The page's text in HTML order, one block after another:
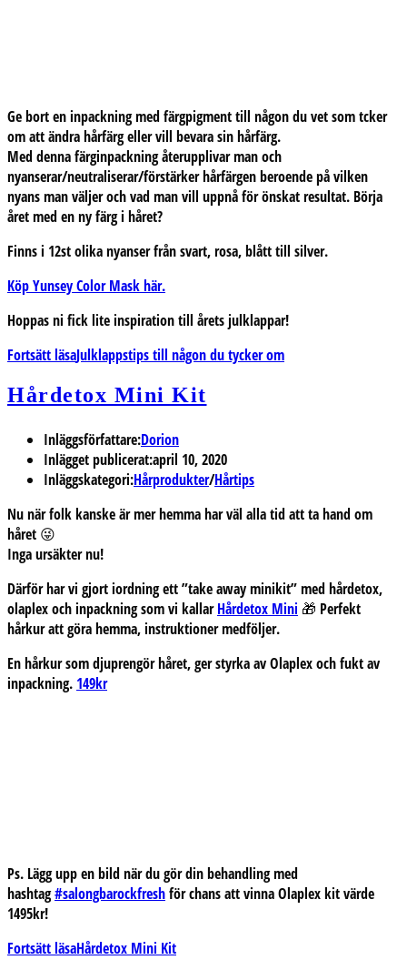
Ge bort en inpackning med färgpigment till någon du vet som tcker
om att ändra hårfärg eller vill bevara sin hårfärg.
Med denna färginpackning återupplivar man och
nyanserar/neutraliserar/förstärker hårfärgen beroende på vilken
nyans man väljer och vad man vill uppnå för önskat resultat. Börja
året med en ny färg i håret?
Finns i 12st olika nyanser från svart, rosa, blått till silver.
Köp Yunsey Color Mask här.
Hoppas ni fick lite inspiration till årets julklappar!
Fortsätt läsaJulklappstips till någon du tycker om
Hårdetox Mini Kit
Inläggsförfattare:Dorion
Inlägget publicerat:april 10, 2020
Inläggskategori:Hårprodukter/Hårtips
Nu när folk kanske är mer hemma har väl alla tid att ta hand om
håret 😜
Inga ursäkter nu!
Därför har vi gjort iordning ett ”take away minikit” med hårdetox,
olaplex och inpackning som vi kallarHårdetox Mini 🎁 Perfekt
hårkur att göra hemma, instruktioner medföljer.
En hårkur som djuprengör håret, ger styrka av Olaplex och fukt av
inpackning. 149kr
Ps. Lägg upp en bild när du gör din behandling med
hashtag#salongbarockfreshför chans att vinna Olaplex kit värde
1495kr!
Fortsätt läsaHårdetox Mini Kit